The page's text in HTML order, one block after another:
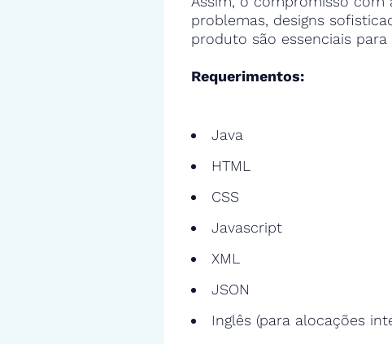
problemas, designs
produto são essenciais para
Requerimentos:
Java
HTML
CSS
Javascript
XML
JSON
Inglês (para alocações